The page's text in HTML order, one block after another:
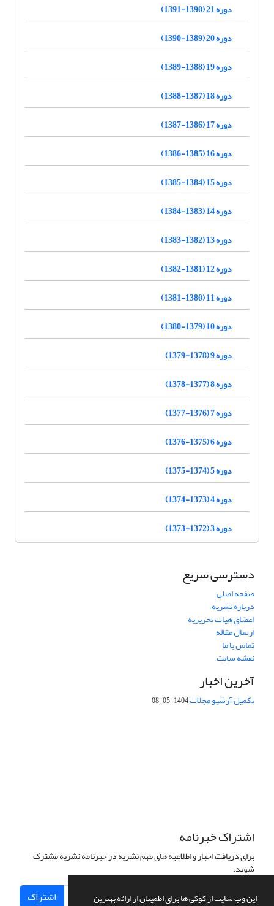
این وب سایت از کوکی ها برای اطمینان از ارائه بهترین
دوره 21 (1390-1391)
دوره 20 (1389-1390)
دوره 19 (1388-1389)
دوره 18 (1387-1388)
دوره 17 (1386-1387)
دوره 16 (1385-1386)
دوره 15 (1384-1385)
دوره 14 (1383-1384)
دوره 13 (1382-1383)
دوره 12 (1381-1382)
دوره 11 (1380-1381)
دوره 10 (1379-1380)
دوره 9 (1378-1379)
دوره 8 (1377-1378)
دوره 7 (1376-1377)
دوره 6 (1375-1376)
دوره 5 (1374-1375)
دوره 4 (1373-1374)
دوره 3 (1372-1373)
دسترسی سریع
صفحه اصلی
درباره نشریه
اعضای هیات تحریریه
ارسال مقاله
تماس با ما
نقشه سایت
آخرین اخبار
تکمیل آرشیو مجلات1404-05-08
اشتراک خبرنامه
برای دریافت اخبار و اطلاعیه های مهم نشریه در خبرنامه نشریه مشترک
شوید.
اشتراک